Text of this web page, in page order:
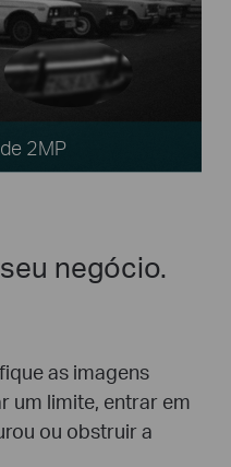
2MP
negócio.
as imagens
um limite, entrar em
ou obstruir a